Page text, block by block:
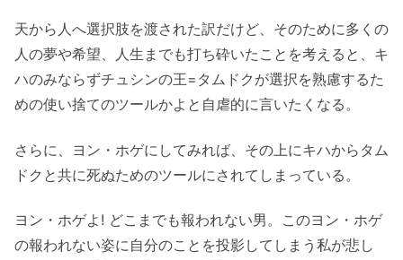
天から人へ選択肢を渡された訳だけど、そのために多くの
人の夢や希望、人生までも打ち砕いたことを考えると、キ
ハのみならずチュシンの王=タムドクが選択を熟慮するた
めの使い捨てのツールかよと自虐的に言いたくなる。
さらに、ヨン・ホゲにしてみれば、その上にキハからタム
ドクと共に死ぬためのツールにされてしまっている。
ヨン・ホゲよ! どこまでも報われない男。このヨン・ホゲ
の報われない姿に自分のことを投影してしまう私が悲し